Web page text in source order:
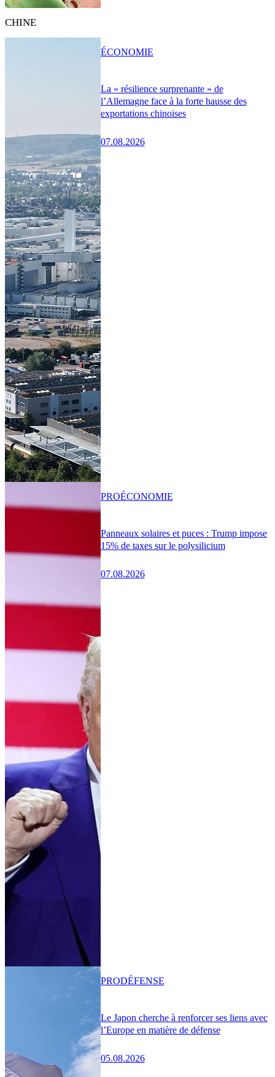
CHINE
La « résilience surprenante » de
l’Allemagne face à la forte hausse des
exportations chinoises
07.08.2026
ÉCONOMIE
Panneaux solaires et puces : Trump impose
15% de taxes sur le polysilicium
07.08.2026
PROÉCONOMIE
Le Japon cherche à renforcer ses liens avec
l’Europe en matière de défense
05.08.2026
PRODÉFENSE